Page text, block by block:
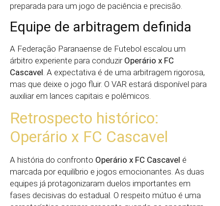
preparada para um jogo de paciência e precisão.
Equipe de arbitragem definida
A Federação Paranaense de Futebol escalou um
árbitro experiente para conduzir Operário x FC
Cascavel . A expectativa é de uma arbitragem rigorosa,
mas que deixe o jogo fluir. O VAR estará disponível para
auxiliar em lances capitais e polêmicos.
Retrospecto histórico:
Operário x FC Cascavel
A história do confronto Operário x FC Cascavel é
marcada por equilíbrio e jogos emocionantes. As duas
equipes já protagonizaram duelos importantes em
fases decisivas do estadual. O respeito mútuo é uma